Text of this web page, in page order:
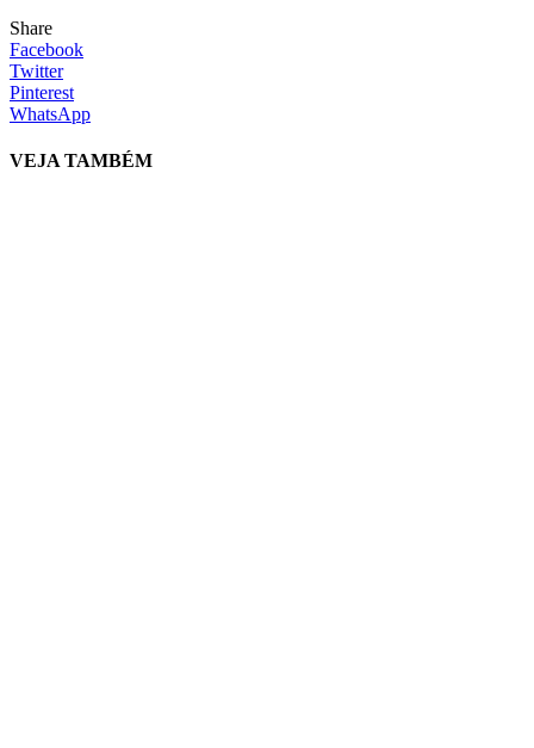
Share
Facebook
Twitter
Pinterest
WhatsApp
VEJA TAMBÉM